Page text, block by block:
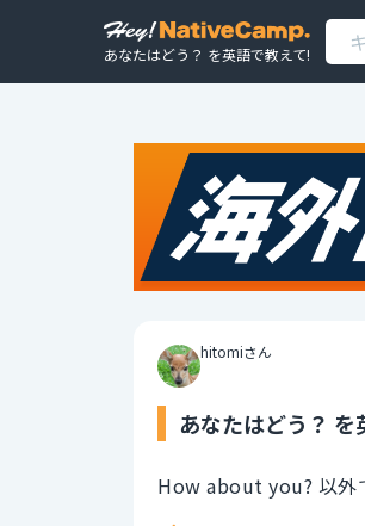
あなたはどう？ を英語で教えて!
hitomiさん
あなたはどう？ を
How about you? 以外